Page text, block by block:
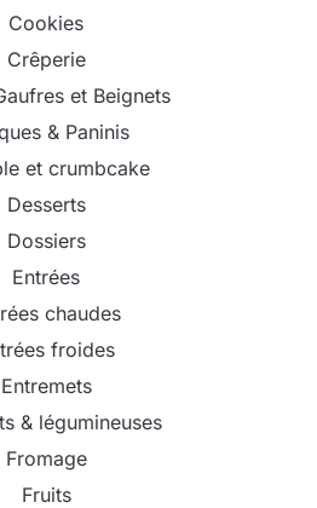
Cookies
Crêperie
et Beignets
& Paninis
et crumbcake
Desserts
Dossiers
Entrées
chaudes
froides
Entremets
& légumineuses
Fromage
Fruits